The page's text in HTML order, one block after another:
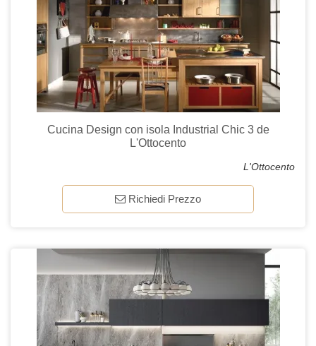
Cucina Design con isola Industrial Chic 3 de
L'Ottocento
L'Ottocento
Richiedi Prezzo